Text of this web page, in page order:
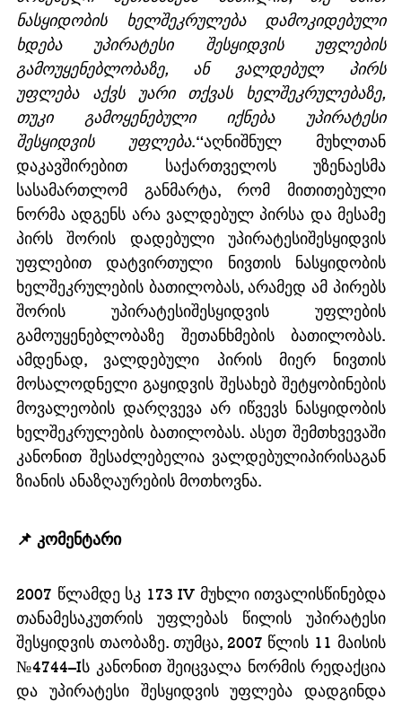
ნასყიდობის ხელშეკრულება დამოკიდებული
ხდება უპირატესი შესყიდვის უფლების
გამოუყენებლობაზე, ან ვალდებულ პირს
უფლება აქვს უარი თქვას ხელშეკრულებაზე,
თუკი გამოყენებული იქნება უპირატესი
შესყიდვის უფლება.“აღნიშნულ მუხლთან
დაკავშირებით საქართველოს უზენაესმა
სასამართლომ განმარტა, რომ მითითებული
ნორმა ადგენს არა ვალდებულ პირსა და მესამე
პირს შორის დადებული უპირატესიშესყიდვის
უფლებით დატვირთული ნივთის ნასყიდობის
ხელშეკრულების ბათილობას, არამედ ამ პირებს
შორის უპირატესიშესყიდვის უფლების
გამოუყენებლობაზე შეთანხმების ბათილობას.
ამდენად, ვალდებული პირის მიერ ნივთის
მოსალოდნელი გაყიდვის შესახებ შეტყობინების
მოვალეობის დარღვევა არ იწვევს ნასყიდობის
ხელშეკრულების ბათილობას. ასეთ შემთხვევაში
კანონით შესაძლებელია ვალდებულიპირისაგან
ზიანის ანაზღაურების მოთხოვნა.
📌 კომენტარი
2007 წლამდე სკ 173 IV მუხლი ითვალისწინებდა
თანამესაკუთრის უფლებას წილის უპირატესი
შესყიდვის თაობაზე. თუმცა, 2007 წლის 11 მაისის
№4744–Iს კანონით შეიცვალა ნორმის რედაქცია
და უპირატესი შესყიდვის უფლება დადგინდა